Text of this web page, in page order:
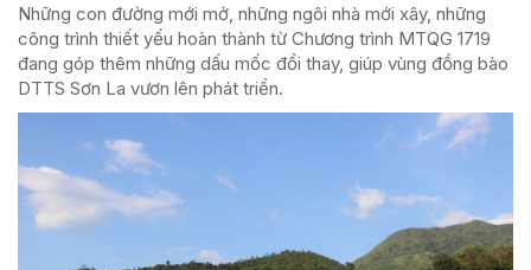
Những con đường mới mở, những ngôi nhà mới xây, những
công trình thiết yếu hoàn thành từ Chương trình MTQG 1719
đang góp thêm những dấu mốc đổi thay, giúp vùng đồng bào
DTTS Sơn La vươn lên phát triển.